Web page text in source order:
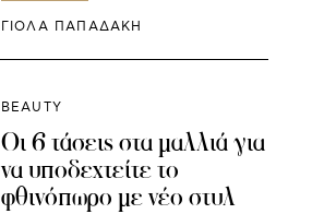
ΓΙΌΛΑ ΠΑΠΑΔΆΚΗ
BEAUTY
Οι 6 τάσεις στα μαλλιά για
να υποδεχτείτε το
φθινόπωρο με νέο στυλ